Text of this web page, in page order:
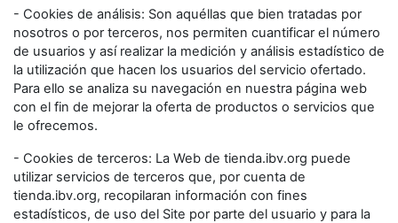
- Cookies de análisis: Son aquéllas que bien tratadas por
nosotros o por terceros, nos permiten cuantificar el número
de usuarios y así realizar la medición y análisis estadístico de
la utilización que hacen los usuarios del servicio ofertado.
Para ello se analiza su navegación en nuestra página web
con el fin de mejorar la oferta de productos o servicios que
le ofrecemos.
- Cookies de terceros: La Web de tienda.ibv.org puede
utilizar servicios de terceros que, por cuenta de
tienda.ibv.org, recopilaran información con fines
estadísticos, de uso del Site por parte del usuario y para la